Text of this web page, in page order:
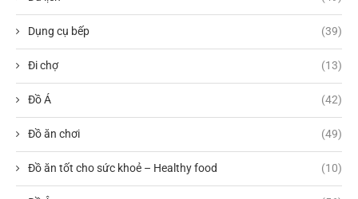
Dụng cụ bếp (39)
Đi chợ (13)
Đồ Á (42)
Đồ ăn chơi (49)
Đồ ăn tốt cho sức khoẻ – Healthy food (10)